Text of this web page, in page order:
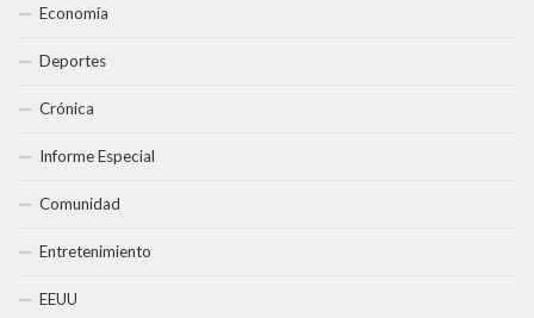
Economía
Deportes
Crónica
Informe Especial
Comunidad
Entretenimiento
EEUU